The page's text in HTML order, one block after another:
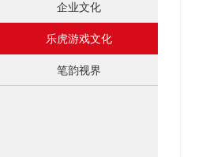
企业文化
乐虎游戏文化
笔韵视界